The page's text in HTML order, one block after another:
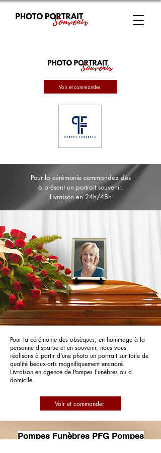
Voir et commander
Pour la cérémonie commandez dès
à présent un portrait souvenir.
Livraison en 24h/48h
Pour la cérémonie des obsèques, en hommage à la
personne disparue et en souvenir, nous vous
réalisons à partir d'une photo un portrait sur toile de
qualité beaux-arts magnifiquement encadré.
Livraison en agence de Pompes Funèbres ou à
domicile.
Voir et commander
Pompes Funèbres PFG Pompes